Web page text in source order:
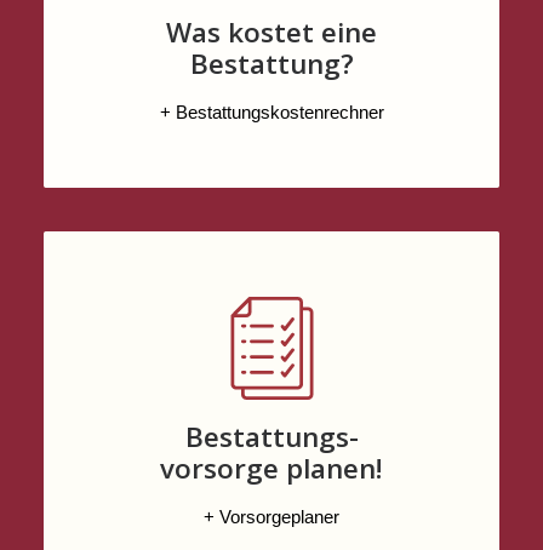
Was kostet eine
Bestattung?
+ Bestattungskostenrechner
Bestattungs-
vorsorge planen!
+ Vorsorgeplaner